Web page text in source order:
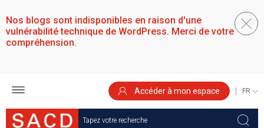
au
contenu
principal
Nos blogs sont indisponibles en raison d'une
vulnérabilité technique de WordPress. Merci de votre
compréhension.
Accéder à mon espace
YOUR